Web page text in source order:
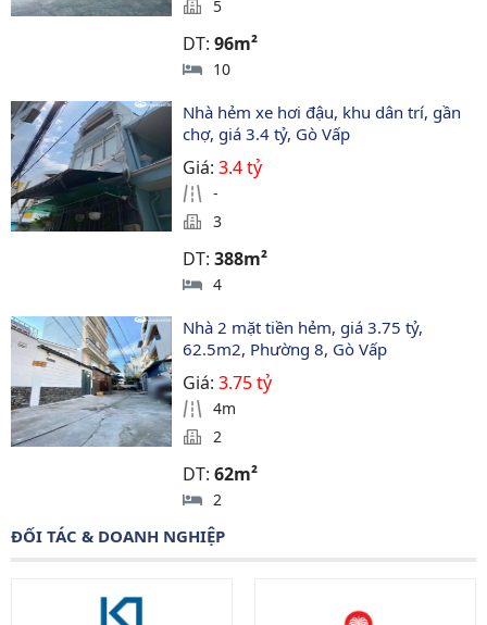
5
DT:96m²
10
Nhà hẻm xe hơi đậu, khu dân trí, gần
chợ, giá 3.4 tỷ, Gò Vấp
Giá:3.4 tỷ
-
3
DT:388m²
4
Nhà 2 mặt tiền hẻm, giá 3.75 tỷ,
62.5m2, Phường 8, Gò Vấp
Giá:3.75 tỷ
4m
2
DT:62m²
2
ĐỐI TÁC & DOANH NGHIỆP